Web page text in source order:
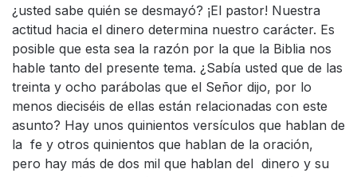
¿usted sabe quién se desmayó? ¡El pastor! Nuestra
actitud hacia el dinero determina nuestro carácter. Es
posible que esta sea la razón por la que la Biblia nos
hable tanto del presente tema. ¿Sabía usted que de las
treinta y ocho parábolas que el Señor dijo, por lo
menos dieciséis de ellas están relacionadas con este
asunto? Hay unos quinientos versículos que hablan de
la fe y otros quinientos que hablan de la oración,
pero hay más de dos mil que hablan del dinero y su